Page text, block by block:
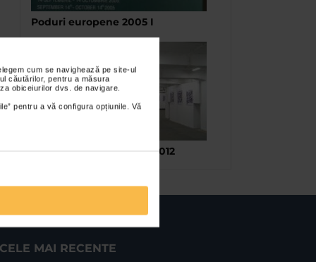
cum se navighează pe site-ul
căutărilor, pentru a măsura
obiceiurilor dvs. de navigare.
pentru a vă configura opțiunile. Vă
Poduri europene 2005 I
Bienala Tinerilor Artisti 2012
CELE MAI RECENTE